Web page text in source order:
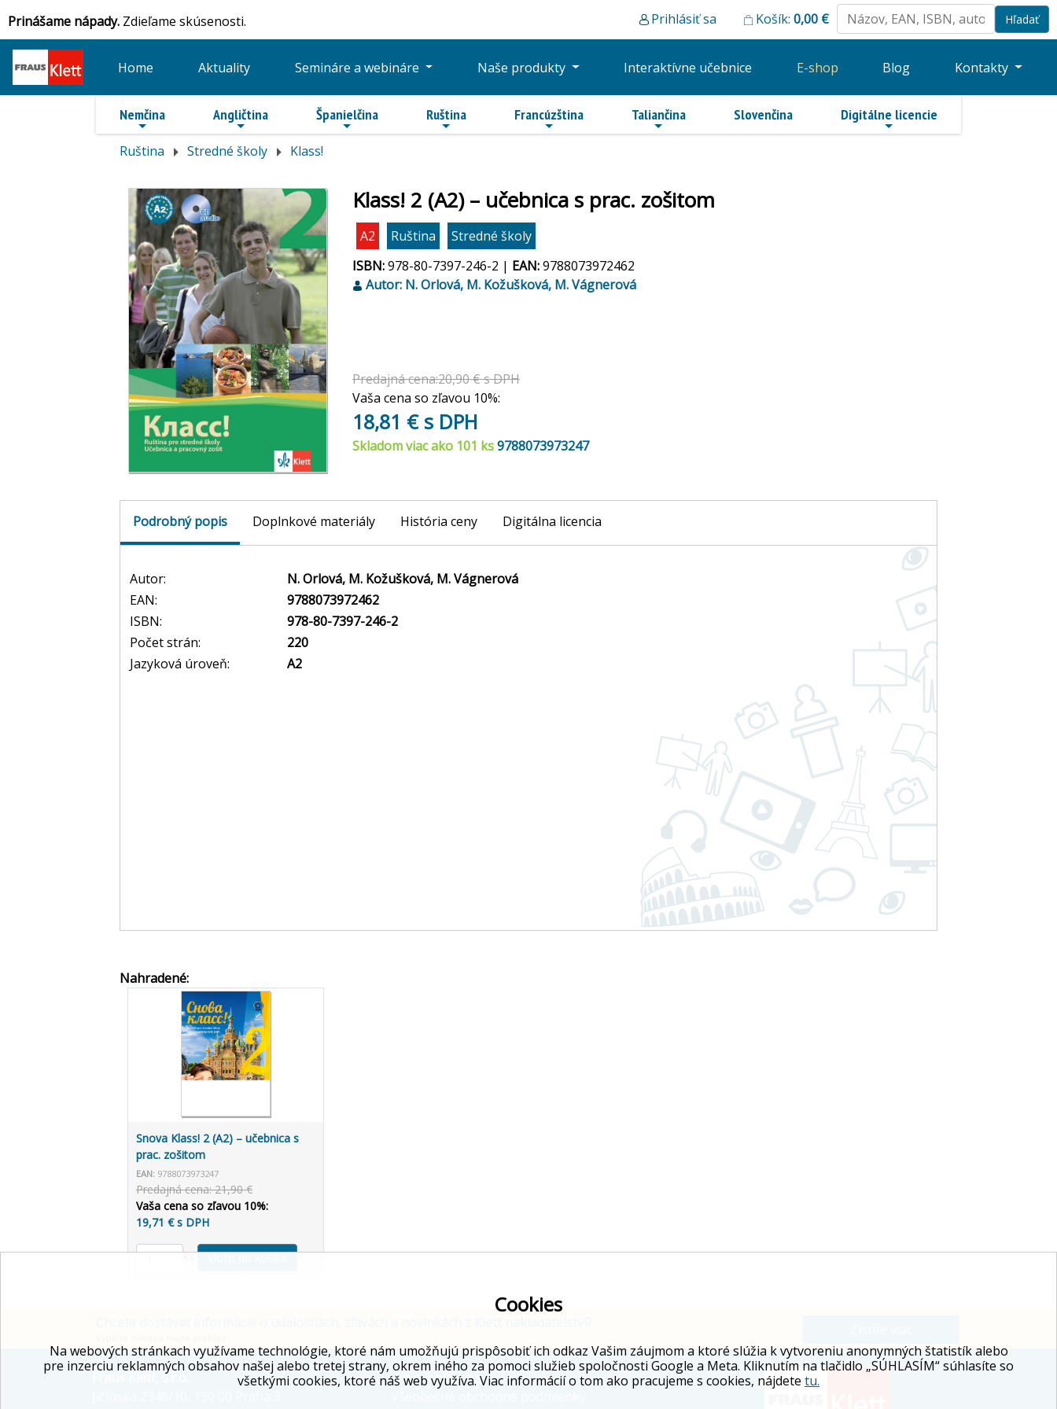
Prinášame nápady. Zdieľame skúsenosti. Prihlásiť sa Košík: 0,00 €
Home Aktuality Semináre a webináre Naše produkty Interaktívne učebnice E-shop Blog Kontakty
Nemčina Angličtina Španielčina Ruština Francúzština Taliančina Slovenčina Digitálne licencie
Ruština Stredné školy Klass!
Klass! 2 (A2) – učebnica s prac. zošitom
A2 Ruština
Stredné školy
ISBN:978-80-7397-246-2 | EAN:9788073972462
Autor: N. Orlová, M. Kožušková, M. Vágnerová
Predajná cena:20,90 € s DPH
Vaša cena so zľavou 10%:
18,81 € s DPH
Skladom viac ako 101 ks9788073973247
Podrobný popis Doplnkové materiály História ceny Digitálna licencia
Autor:
N. Orlová, M. Kožušková, M. Vágnerová
EAN:
9788073972462
ISBN:
978-80-7397-246-2
Počet strán:
220
Jazyková úroveň:
A2
Nahradené:
Snova Klass! 2 (A2) – učebnica s
prac. zošitom
EAN: 9788073973247
Predajná cena: 21,90 €
Vaša cena so zľavou 10%:
19,71 € s DPH
ks
Fraus Klett, s.r.o.
Whistleblowing
Cookies
Na webových stránkach využívame technológie, ktoré nám umožňujú prispôsobiť ich odkaz Vašim záujmom a ktoré slúžia k vytvoreniu anonymných štatistík alebo
pre inzerciu reklamných obsahov našej alebo tretej strany, okrem iného za pomoci služieb spoločnosti Google a Meta. Kliknutím na tlačidlo „SÚHLASÍM“ súhlasíte so
všetkými cookies, ktoré náš web využíva. Viac informácií o tom ako pracujeme s cookies, nájdete tu.